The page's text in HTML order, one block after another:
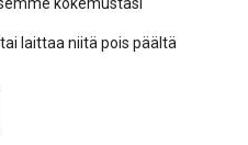
laittaa niitä pois päältä